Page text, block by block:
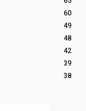
60
49
48
42
39
38